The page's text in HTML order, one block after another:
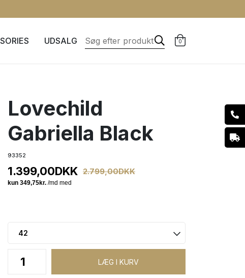
UDSALG 0
Lovechild
Gabriella Black
93352
1.399,00DKK 2.799,00DKK